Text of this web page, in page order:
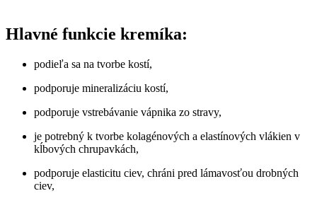
Hlavné funkcie kremíka:
podieľa sa na tvorbe kostí,
podporuje mineralizáciu kostí,
podporuje vstrebávanie vápnika zo stravy,
je potrebný k tvorbe kolagénových a elastínových vlákien v
kĺbových chrupavkách,
podporuje elasticitu ciev, chráni pred lámavosťou drobných
ciev,